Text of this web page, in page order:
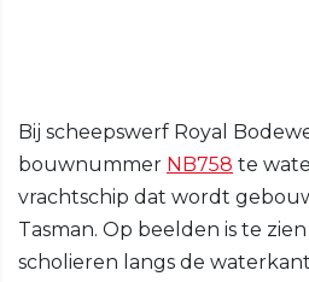
Bij scheepswerf Royal
bouwnummer NB758 te
vrachtschip dat wordt
Tasman. Op beelden is te
scholieren langs de